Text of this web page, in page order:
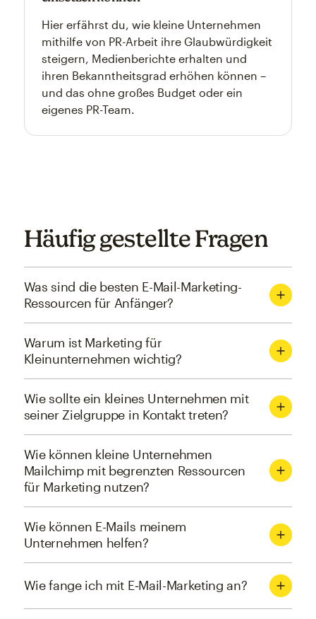
Hier erfährst du, wie kleine Unternehmen
mithilfe von PR-Arbeit ihre Glaubwürdigkeit
steigern, Medienberichte erhalten und
ihren Bekanntheitsgrad erhöhen können –
und das ohne großes Budget oder ein
eigenes PR-Team.
Häufig gestellte Fragen
Was sind die besten E-Mail-Marketing-
Ressourcen für Anfänger?
Warum ist Marketing für
Kleinunternehmen wichtig?
Wie sollte ein kleines Unternehmen mit
seiner Zielgruppe in Kontakt treten?
Wie können kleine Unternehmen
Mailchimp mit begrenzten Ressourcen
für Marketing nutzen?
Wie können E-Mails meinem
Unternehmen helfen?
Wie fange ich mit E‑Mail-Marketing an?